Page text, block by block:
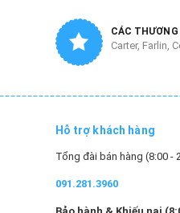
CÁC
Carter, Farlin,
Hỗ trợ khách hàng
Tổng đài bán hàng (8:00 -
091.281.3960